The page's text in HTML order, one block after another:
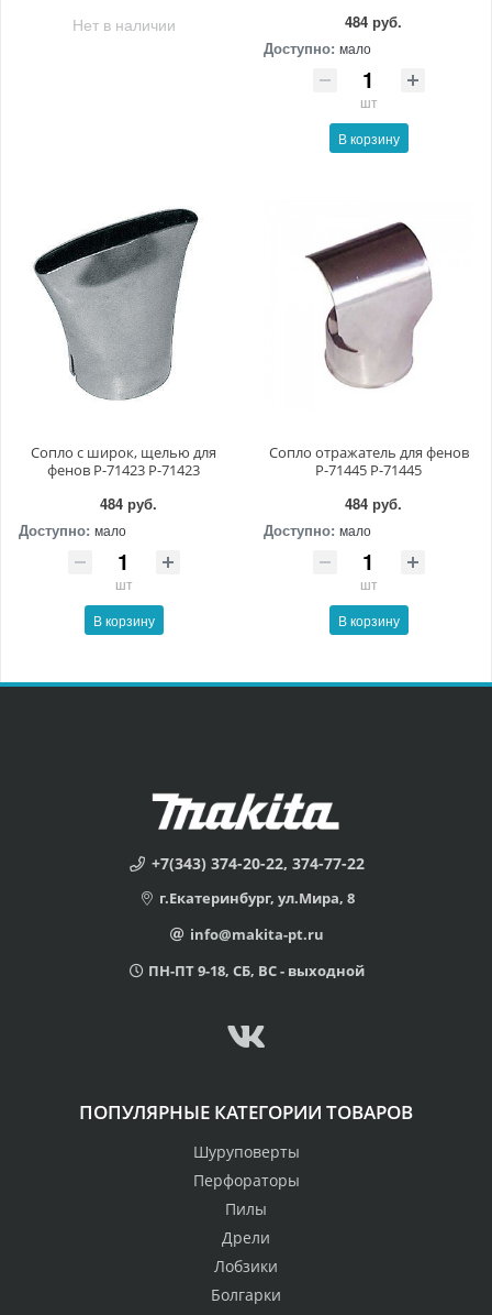
Нет в наличии
484 руб.
Доступно: мало
шт
В корзину
Сопло с широк, щелью для
фенов P-71423 P-71423
484 руб.
Доступно: мало
шт
В корзину
Сопло отражатель для фенов
P-71445 P-71445
484 руб.
Доступно: мало
шт
В корзину
+7(343) 374-20-22, 374-77-22
г.Екатеринбург, ул.Мира, 8
info@makita-pt.ru
ПН-ПТ 9-18, СБ, ВС - выходной
ПОПУЛЯРНЫЕ КАТЕГОРИИ ТОВАРОВ
Шуруповерты
Перфораторы
Пилы
Дрели
Лобзики
Болгарки